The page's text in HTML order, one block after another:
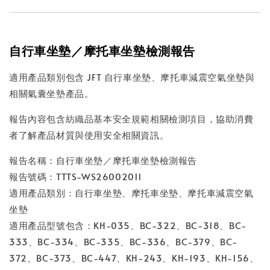
自行車坐墊／摩托車坐墊檢測報告
適用產品類別包含 JFT 自行車坐墊、摩托車減震空氣坐墊與
相關氣囊坐墊產品。
報告內容包含紡織品基本安全規範相關檢測項目，協助消費
者了解產品材質與使用安全相關資訊。
報告名稱：自行車坐墊／摩托車坐墊檢測報告
報告號碼：TTTS-WS26002011
適用產品類別：自行車坐墊、摩托車坐墊、摩托車減震空氣
坐墊
適用產品型號包含：KH-035、BC-322、BC-318、BC-
333、BC-334、BC-335、BC-336、BC-379、BC-
372、BC-373、BC-447、KH-243、KH-193、KH-156、